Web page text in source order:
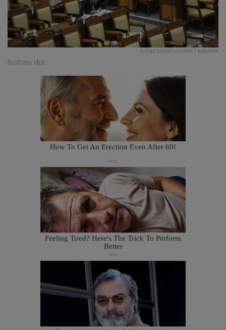
AJENG DINAR ULFIANA | KATADATA
Ilustrasi dpr.